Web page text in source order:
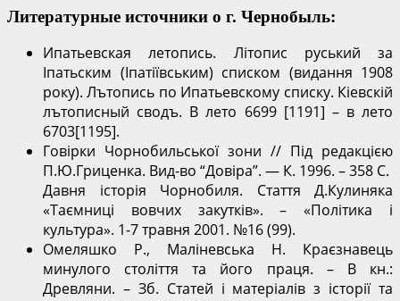
Литературные источники о г. Чернобыль:
Ипатьевская летопись. Літопис руський за
Іпатьским (Іпатіївським) списком (видання 1908
року). Лътопись по Ипатьевскому списку. Кіевскій
лътописный сводъ. В лето 6699 [1191] – в лето
6703[1195].
Говірки Чорнобильської зони // Під редакцією
П.Ю.Гриценка. Вид-во “Довіра”. — К. 1996. – 358 С.
Давня історія Чорнобиля. Стаття Д.Кулиняка
«Таємниці вовчих закутків». – «Політика і
культура». 1-7 травня 2001. №16 (99).
Омеляшко Р., Маліневська Н. Краєзнавець
минулого століття та його праця. – В кн.:
Древляни. – Зб. Статей і матеріалів з історії та